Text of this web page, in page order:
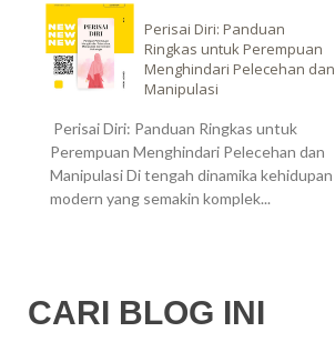
Perisai Diri: Panduan
Ringkas untuk Perempuan
Menghindari Pelecehan dan
Manipulasi
Perisai Diri: Panduan Ringkas untuk
Perempuan Menghindari Pelecehan dan
Manipulasi Di tengah dinamika kehidupan
modern yang semakin komplek...
CARI BLOG INI